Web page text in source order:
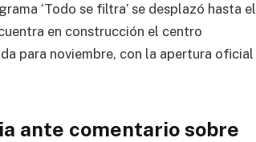
‘Todo se filtra’ se desplazó hasta el
en construcción el centro
para noviembre, con la apertura oficial
ante comentario sobre